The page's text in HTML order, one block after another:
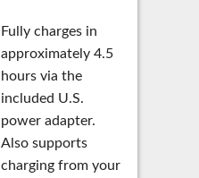
Fully charges in
approximately 4.5
hours via the
included U.S.
power adapter.
Also supports
charging from your